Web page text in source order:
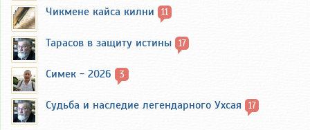
Чикмене кайса килни 11
Тарасов в защиту истины 17
Симек - 2026 3
Судьба и наследие легендарного Ухсая 17